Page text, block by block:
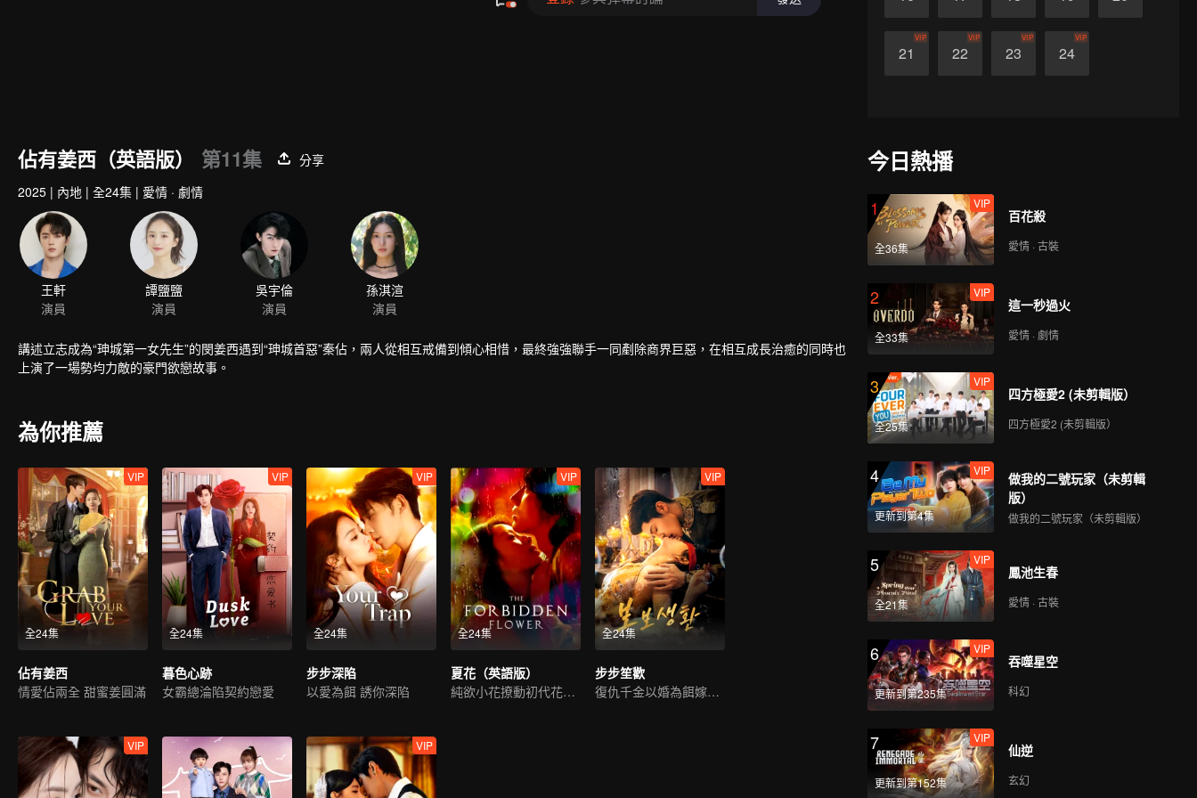
21
VIP
22
VIP
23
VIP
24
VIP
佔有姜西（英語版） 第11集
分享
2025 | 內地 | 全24集 | 愛情 · 劇情
王軒
演員
譚鹽鹽
演員
吳宇倫
演員
孫淇渲
演員
講述立志成為“珅城第一女先生”的閔姜西遇到“珅城首惡”秦佔，兩人從相互戒備到傾心相惜，最終強強聯手一同剷除商界巨惡，在相互成長治癒的同時也
上演了一場勢均力敵的豪門欲戀故事。
為你推薦
全24集
VIP
佔有姜西
情愛佔兩全 甜蜜姜圓滿
全24集
VIP
暮色心跡
女霸總淪陷契約戀愛
全24集
VIP
步步深陷
以愛為餌 誘你深陷
全24集
VIP
夏花（英語版）
純欲小花撩動初代花美男
全24集
VIP
步步笙歡
復仇千金以婚為餌嫁豪門
VIP VIP
今日熱播
1
全36集
VIP
百花殺
愛情 · 古裝
2
全33集
VIP
這一秒過火
愛情 · 劇情
3
全25集
VIP
四方極愛2 (未剪輯版）
四方極愛2 (未剪輯版）
4
更新到第4集
VIP
做我的二號玩家（未剪輯
版）
做我的二號玩家（未剪輯版）
5
全21集
VIP
鳳池生春
愛情 · 古裝
6
更新到第235集
VIP
吞噬星空
科幻
7
更新到第152集
VIP
仙逆
玄幻